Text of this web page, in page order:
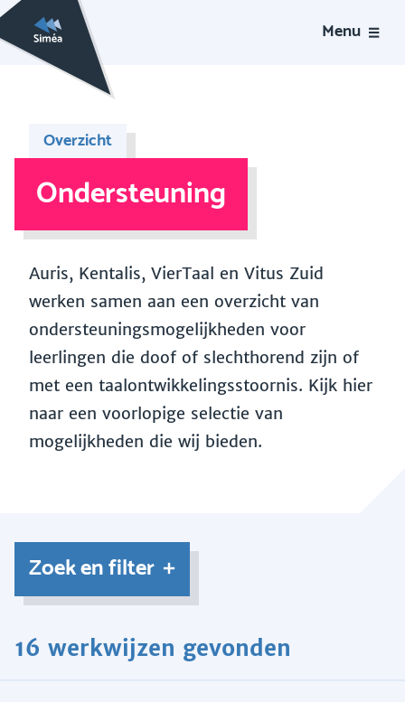
Menu
Overzicht
Ondersteuning
Auris, Kentalis, VierTaal en Vitus Zuid
werken samen aan een overzicht van
ondersteuningsmogelijkheden voor
leerlingen die doof of slechthorend zijn of
met een taalontwikkelingsstoornis. Kijk hier
naar een voorlopige selectie van
mogelijkheden die wij bieden.
Zoek en filter
16 werkwijzen gevonden